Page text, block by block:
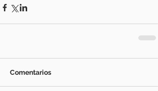
Comentarios